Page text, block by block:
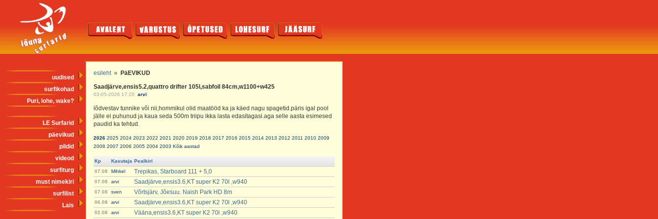
uudised
surfikohad
Puri, lohe, wake?
LE Surfarid
päevikud
pildid
videod
surfiturg
must nimekiri
surfilist
Lais
esileht» PäEVIKUD
Saadjärve,ensis5.2,quattro drifter 105l,sabfoil 84cm,w1100+w425
03-05-2026 17:20 arvi
lõdvestav tunnike või nii,hommikul olid maatööd ka ja käed nagu spagetid.päris igal pool
jälle ei puhunud ja kaua seda 500m triipu ikka lasta edasitagasi.aga selle aasta esimesed
paudid ka tehtud.
2026 2025 2024 2023 2022 2021 2020 2019 2018 2017 2016 2015 2014 2013 2012 2011 2010 2009
2008 2007 2006 2005 2004 2003 Kõik aastad
Kp Kasutaja Pealkiri
07.08
Mihkel Trepikas, Starboard 111 + 5,0
07.08 arvi Saadjärve,ensis3.6,KT super K2 70l ,w940
07.08 sven Võrtsjärv, Jõesuu. Naish Park HD 8m
06.08 arvi Saadjärve,ensis3.6,KT super K2 70l ,w940
02.08 arvi Vääna,ensis3.6,KT super K2 70l ,w940